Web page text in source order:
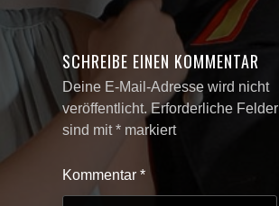
SCHREIBE EINEN KOMMENTAR
Deine E-Mail-Adresse wird nicht
veröffentlicht. Erforderliche Felder
sind mit* markiert
Kommentar *